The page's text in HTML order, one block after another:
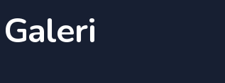
Galeri